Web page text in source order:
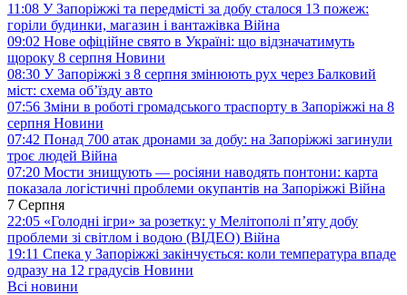
11:08 У Запоріжжі та передмісті за добу сталося 13 пожеж:
горіли будинки, магазин і вантажівка Війна
09:02 Нове офіційне свято в Україні: що відзначатимуть
щороку 8 серпня Новини
08:30 У Запоріжжі з 8 серпня змінюють рух через Балковий
міст: схема об’їзду авто
07:56 Зміни в роботі громадського траспорту в Запоріжжі на 8
серпня Новини
07:42 Понад 700 атак дронами за добу: на Запоріжжі загинули
троє людей Війна
07:20 Мости знищують — росіяни наводять понтони: карта
показала логістичні проблеми окупантів на Запоріжжі Війна
7 Серпня
22:05 «Голодні ігри» за розетку: у Мелітополі п’яту добу
проблеми зі світлом і водою (ВІДЕО) Війна
19:11 Спека у Запоріжжі закінчується: коли температура впаде
одразу на 12 градусів Новини
Всі новини